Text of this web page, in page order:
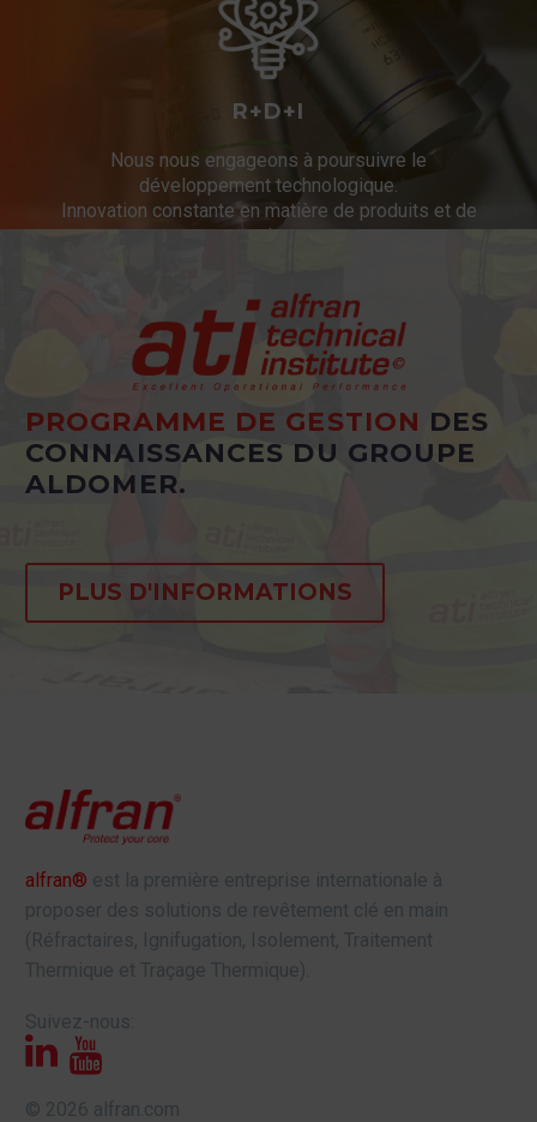
R+D+I
Nous nous engageons à poursuivre le
développement technologique.
Innovation constante en matière de produits et de
services.
PROGRAMME DE GESTION DES
CONNAISSANCES DU GROUPE
ALDOMER.
PLUS D'INFORMATIONS
alfran® est la première entreprise internationale à
proposer des solutions de revêtement clé en main
(Réfractaires, Ignifugation, Isolement, Traitement
Thermique et Traçage Thermique).
Suivez-nous:
© 2026 alfran.com